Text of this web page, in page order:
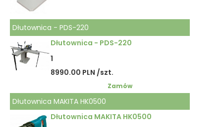
Dłutownica - PDS-220
Dłutownica - PDS-220
1
8990.00 PLN /szt.
Zamów
Dłutownica MAKITA HK0500
Dłutownica MAKITA HK0500